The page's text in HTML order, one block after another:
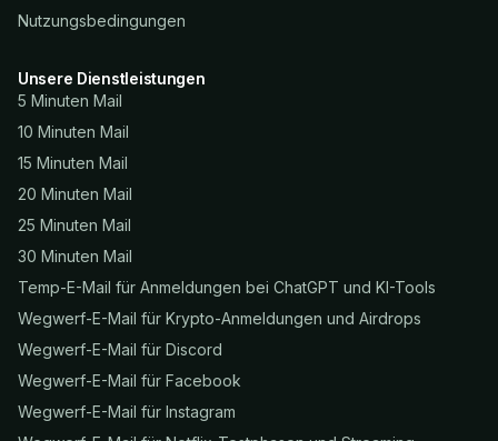
Nutzungsbedingungen
Unsere Dienstleistungen
5 Minuten Mail
10 Minuten Mail
15 Minuten Mail
20 Minuten Mail
25 Minuten Mail
30 Minuten Mail
Temp-E-Mail für Anmeldungen bei ChatGPT und KI-Tools
Wegwerf-E-Mail für Krypto-Anmeldungen und Airdrops
Wegwerf-E-Mail für Discord
Wegwerf-E-Mail für Facebook
Wegwerf-E-Mail für Instagram